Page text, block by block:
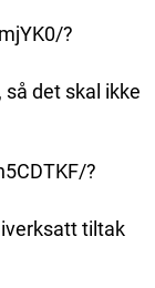
?
det skal ikke
?
tiltak